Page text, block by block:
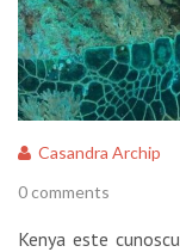
Casandra Archip
0 comments
Kenya este